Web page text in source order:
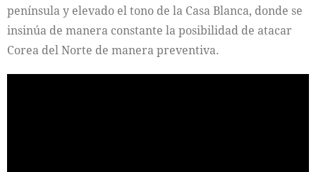
península y elevado el tono de la Casa Blanca, donde se
insinúa de manera constante la posibilidad de atacar
Corea del Norte de manera preventiva.